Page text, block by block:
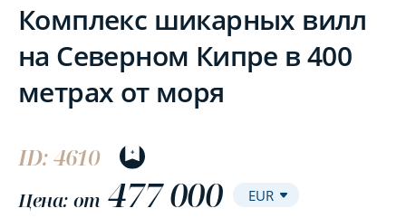
Комплекс шикарных вилл
на Северном Кипре в 400
метрах от моря
ID: 4610
Цена: от 477 000